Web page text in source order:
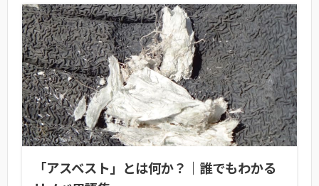
「アスベスト」とは何か？｜誰でもわかる